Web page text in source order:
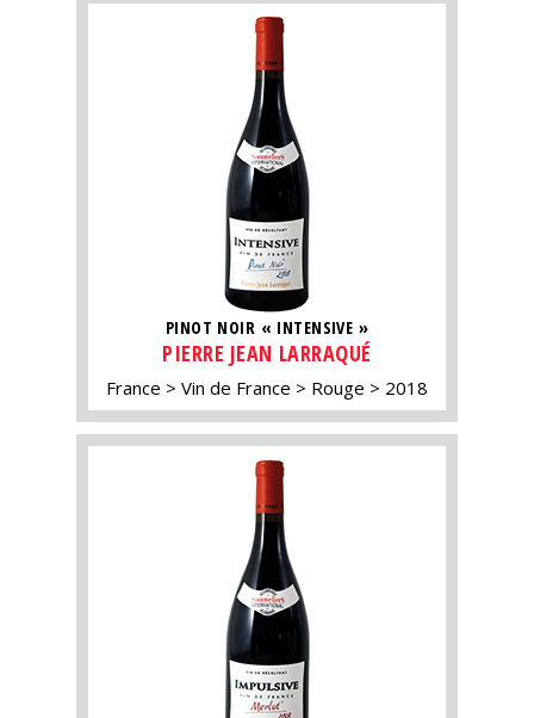
PINOT NOIR « INTENSIVE »
PIERRE JEAN LARRAQUÉ
France Vin de France Rouge 2018